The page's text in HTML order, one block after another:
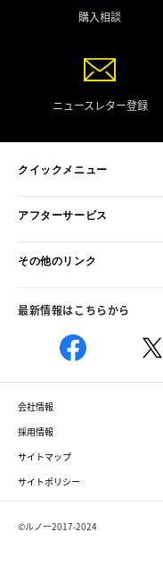
購入相談
ニュースレター登録
クイックメニュー
アフターサービス
その他のリンク
最新情報はこちらから
会社情報
採用情報
サイトマップ
サイトポリシー
©ルノー2017-2024